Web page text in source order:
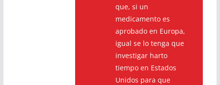
que, si un
medicamento es
aprobado en Europa,
igual se lo tenga que
investigar harto
tiempo en Estados
Unidos para que